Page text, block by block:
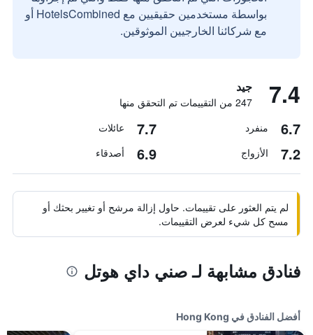
بواسطة مستخدمين حقيقيين مع HotelsCombined أو
مع شركائنا الخارجيين الموثوقين.
7.4 جيد
247 من التقييمات تم التحقق منها
6.7 منفرد 7.7 عائلات
7.2 الأزواج 6.9 أصدقاء
لم يتم العثور على تقييمات. حاول إزالة مرشح أو تغيير بحثك أو
مسح كل شيء لعرض التقييمات.
فنادق مشابهة لـ صني داي هوتل
أفضل الفنادق في Hong Kong